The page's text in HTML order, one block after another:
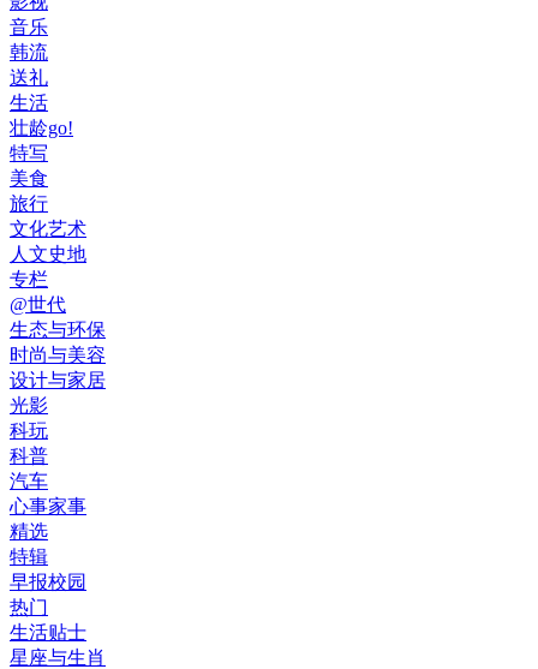
音乐
韩流
送礼
生活
壮龄go!
特写
美食
旅行
文化艺术
人文史地
专栏
@世代
生态与环保
时尚与美容
设计与家居
光影
科玩
科普
汽车
心事家事
精选
特辑
早报校园
热门
生活贴士
星座与生肖